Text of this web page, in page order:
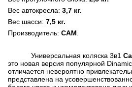
Вес автокресла: 3,7 кг.
Вес шасси: 7,5 кг.
Производитель: CAM
Универсальная коляска 3в1
это новая версия популярной
отличается невероятно
представлена на